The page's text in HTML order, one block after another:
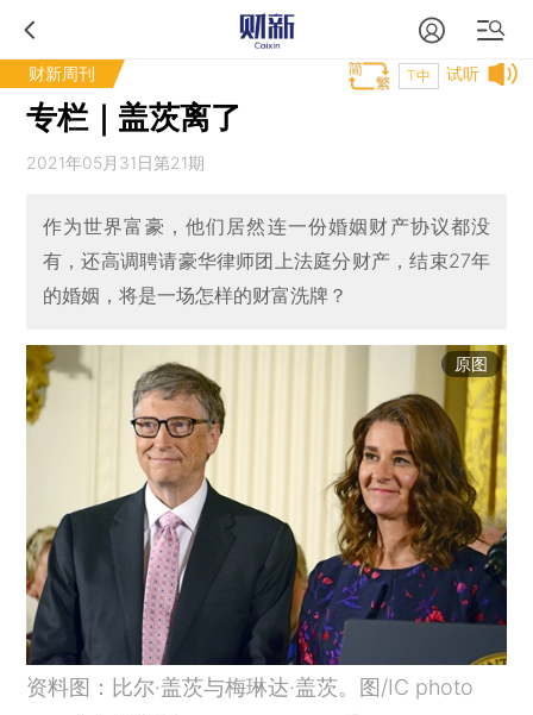
财新周刊 试听
T中
专栏｜盖茨离了
2021年05月31日第21期
作为世界富豪，他们居然连一份婚姻财产协议都没
有，还高调聘请豪华律师团上法庭分财产，结束27年
的婚姻，将是一场怎样的财富洗牌？
原图
资料图：比尔·盖茨与梅琳达·盖茨。图/IC photo